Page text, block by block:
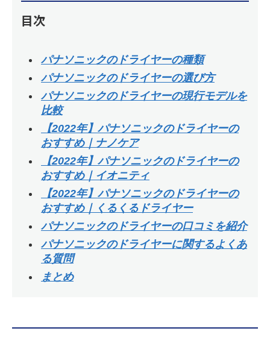
目次
パナソニックのドライヤーの種類
パナソニックのドライヤーの選び方
パナソニックのドライヤーの現行モデルを
比較
【2022年】パナソニックのドライヤーの
おすすめ｜ナノケア
【2022年】パナソニックのドライヤーの
おすすめ｜イオニティ
【2022年】パナソニックのドライヤーの
おすすめ｜くるくるドライヤー
パナソニックのドライヤーの口コミを紹介
パナソニックのドライヤーに関するよくあ
る質問
まとめ